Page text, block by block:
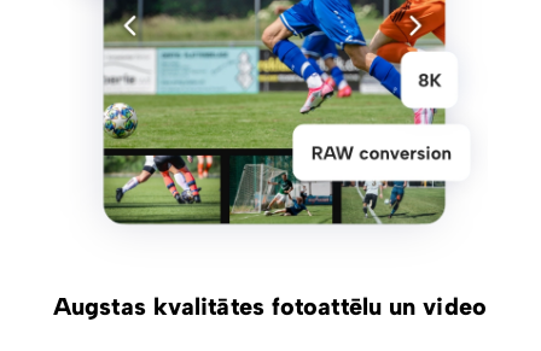
Augstas kvalitātes fotoattēlu un video